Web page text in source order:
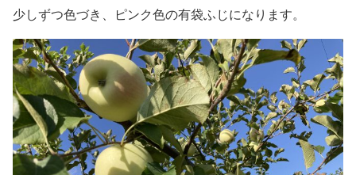
少しずつ色づき、ピンク色の有袋ふじになります。